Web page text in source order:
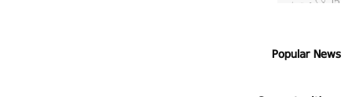
Popular News